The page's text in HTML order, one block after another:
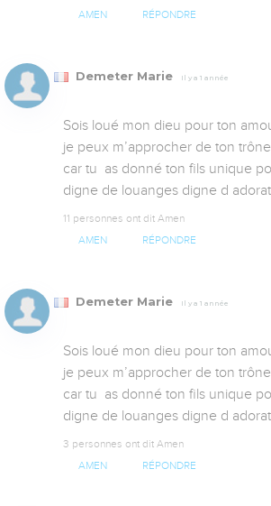
AMEN RÉPONDRE
Demeter Marie Il y a 1 année
Sois loué mon dieu pour ton
je peux m’approcher de ton
car tu  as donné ton fils unique
digne de louanges digne d
11 personnes ont dit Amen
AMEN RÉPONDRE
Demeter Marie Il y a 1 année
Sois loué mon dieu pour ton
je peux m’approcher de ton
car tu  as donné ton fils unique
digne de louanges digne d
3 personnes ont dit Amen
AMEN RÉPONDRE